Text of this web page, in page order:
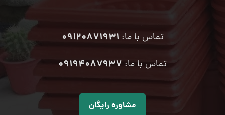
تماس با ما:09120871931
تماس با ما: ۰۹۱۹۴۰۸۷۹۳۷
مشاوره رایگان